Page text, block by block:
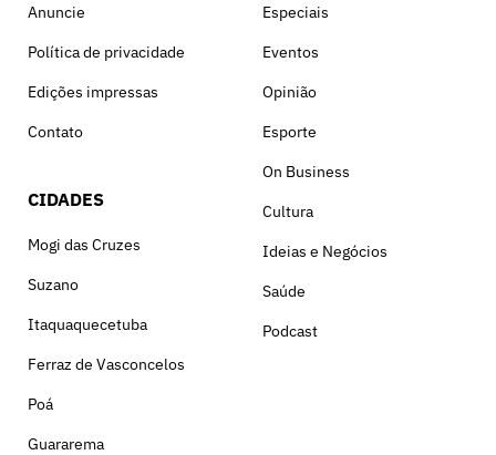
Anuncie
Política de privacidade
Edições impressas
Contato
CIDADES
Mogi das Cruzes
Suzano
Itaquaquecetuba
Ferraz de Vasconcelos
Poá
Guararema
Especiais
Eventos
Opinião
Esporte
On Business
Cultura
Ideias e Negócios
Saúde
Podcast